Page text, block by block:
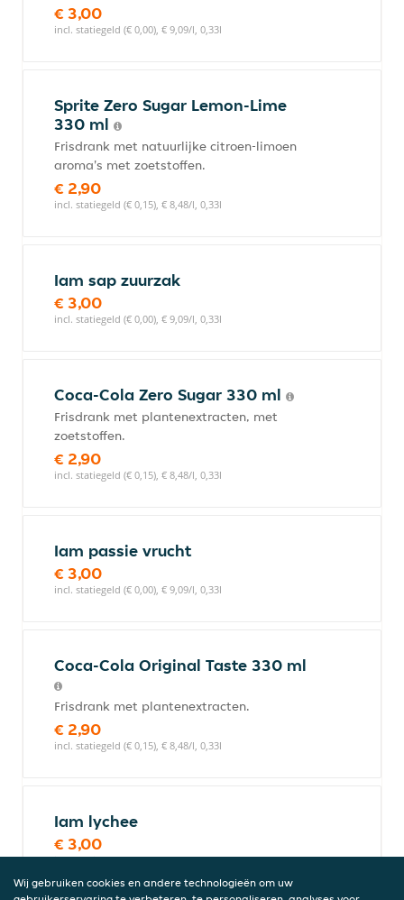
€ 3,00
incl. statiegeld (€ 0,00), € 9,09/l, 0,33l
Sprite Zero Sugar Lemon-Lime
330 ml
Frisdrank met natuurlijke citroen-limoen
aroma's met zoetstoffen.
€ 2,90
incl. statiegeld (€ 0,15), € 8,48/l, 0,33l
Iam sap zuurzak
€ 3,00
incl. statiegeld (€ 0,00), € 9,09/l, 0,33l
Coca-Cola Zero Sugar 330 ml
Frisdrank met plantenextracten, met
zoetstoffen.
€ 2,90
incl. statiegeld (€ 0,15), € 8,48/l, 0,33l
Iam passie vrucht
€ 3,00
incl. statiegeld (€ 0,00), € 9,09/l, 0,33l
Coca-Cola Original Taste 330 ml
Frisdrank met plantenextracten.
€ 2,90
incl. statiegeld (€ 0,15), € 8,48/l, 0,33l
Iam lychee
€ 3,00
incl. statiegeld (€ 0,00), € 9,09/l, 0,33l
Wij gebruiken cookies en andere technologieën om uw